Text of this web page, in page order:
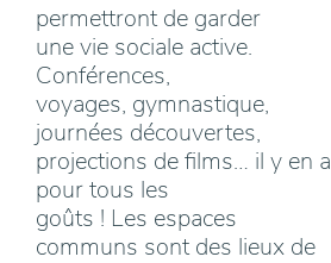
permettront de garder
une vie sociale active.
Conférences,
voyages, gymnastique,
journées découvertes,
projections de films… il y en a
pour tous les
goûts ! Les espaces
communs sont des lieux de